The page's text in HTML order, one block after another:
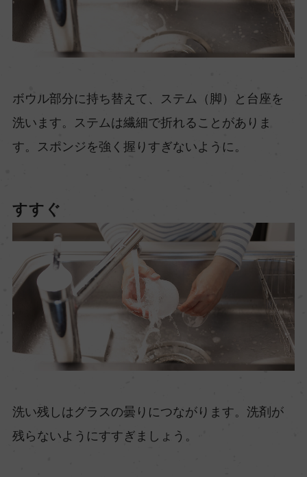
ボウル部分に持ち替えて、ステム（脚）と台座を
洗います。ステムは繊細で折れることがありま
す。スポンジを強く握りすぎないように。
すすぐ
洗い残しはグラスの曇りにつながります。洗剤が
残らないようにすすぎましょう。